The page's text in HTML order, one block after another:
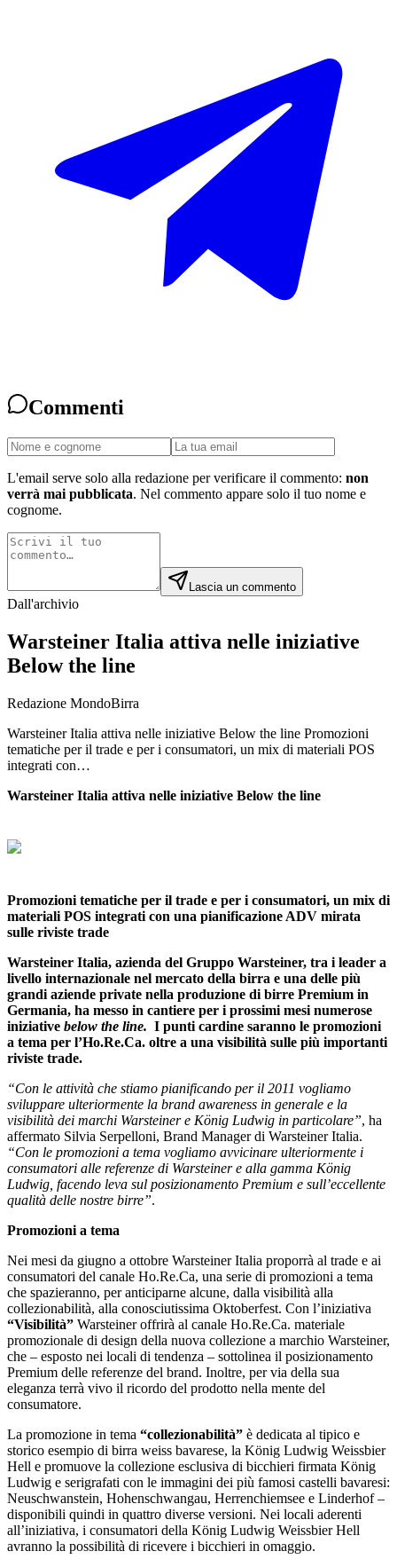
Commenti
L'email serve solo alla redazione per verificare il commento: non
verrà mai pubblicata. Nel commento appare solo il tuo nome e
cognome.
Lascia un commento
Dall'archivio
Warsteiner Italia attiva nelle iniziative
Below the line
Redazione MondoBirra
Warsteiner Italia attiva nelle iniziative Below the line Promozioni
tematiche per il trade e per i consumatori, un mix di materiali POS
integrati con…
Warsteiner Italia attiva nelle iniziative Below the line
Promozioni tematiche per il trade e per i consumatori, un mix di
materiali POS integrati con una pianificazione ADV mirata
sulle riviste trade
Warsteiner Italia, azienda del Gruppo Warsteiner, tra i leader a
livello internazionale nel mercato della birra e una delle più
grandi aziende private nella produzione di birre Premium in
Germania, ha messo in cantiere per i prossimi mesi numerose
iniziative below the line. I punti cardine saranno le promozioni
a tema per l’Ho.Re.Ca. oltre a una visibilità sulle più importanti
riviste trade.
“Con le attività che stiamo pianificando per il 2011 vogliamo
sviluppare ulteriormente la brand awareness in generale e la
visibilità dei marchi Warsteiner e König Ludwig in particolare”, ha
affermato Silvia Serpelloni, Brand Manager di Warsteiner Italia.
“Con le promozioni a tema vogliamo avvicinare ulteriormente i
consumatori alle referenze di Warsteiner e alla gamma König
Ludwig, facendo leva sul posizionamento Premium e sull’eccellente
qualità delle nostre birre”.
Promozioni a tema
Nei mesi da giugno a ottobre Warsteiner Italia proporrà al trade e ai
consumatori del canale Ho.Re.Ca, una serie di promozioni a tema
che spazieranno, per anticiparne alcune, dalla visibilità alla
collezionabilità, alla conosciutissima Oktoberfest. Con l’iniziativa
“Visibilità” Warsteiner offrirà al canale Ho.Re.Ca. materiale
promozionale di design della nuova collezione a marchio Warsteiner,
che – esposto nei locali di tendenza – sottolinea il posizionamento
Premium delle referenze del brand. Inoltre, per via della sua
eleganza terrà vivo il ricordo del prodotto nella mente del
consumatore.
La promozione in tema “collezionabilità” è dedicata al tipico e
storico esempio di birra weiss bavarese, la König Ludwig Weissbier
Hell e promuove la collezione esclusiva di bicchieri firmata König
Ludwig e serigrafati con le immagini dei più famosi castelli bavaresi:
Neuschwanstein, Hohenschwangau, Herrenchiemsee e Linderhof –
disponibili quindi in quattro diverse versioni. Nei locali aderenti
all’iniziativa, i consumatori della König Ludwig Weissbier Hell
avranno la possibilità di ricevere i bicchieri in omaggio.